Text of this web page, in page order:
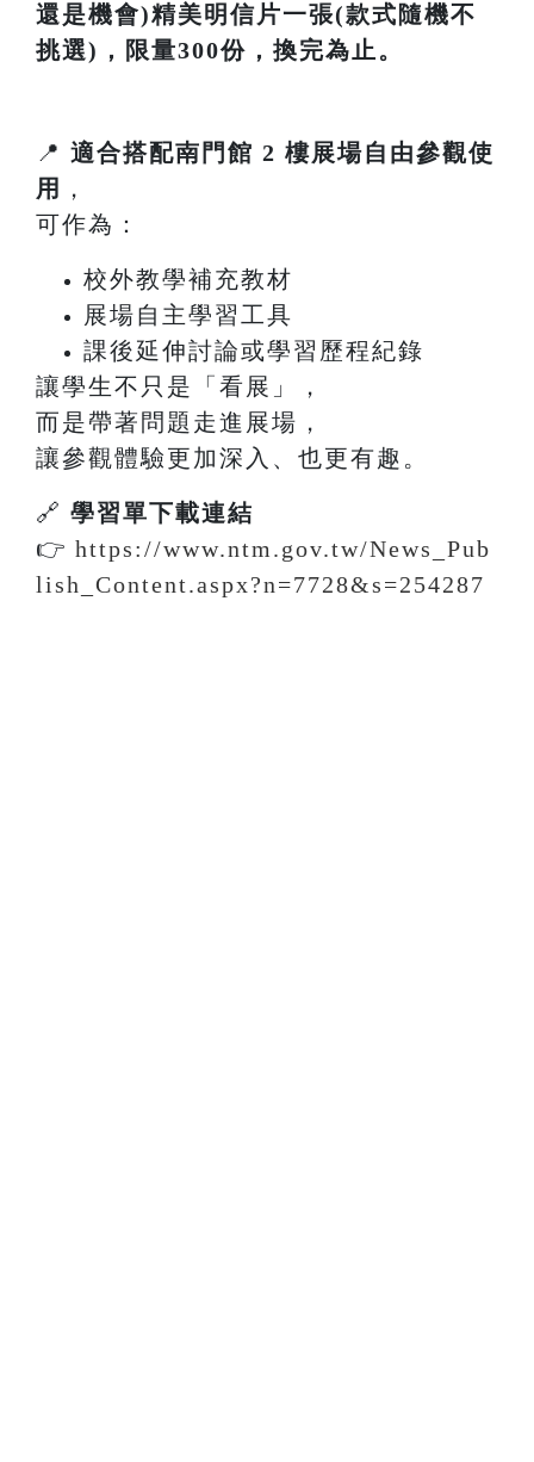
還是機會)精美明信片一張(款式隨機不
挑選)，限量300份，換完為止。
📍 適合搭配南門館 2 樓展場自由參觀使
用
，
可作為：
校外教學補充教材
展場自主學習工具
課後延伸討論或學習歷程紀錄
讓學生不只是「看展」，
而是帶著問題走進展場，
讓參觀體驗更加深入、也更有趣。
🔗 學習單下載連結
👉 https://www.ntm.gov.tw/News_Pub
lish_Content.aspx?n=7728&s=254287